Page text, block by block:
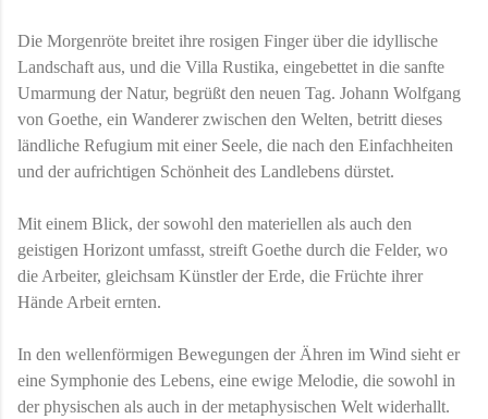
Die Morgenröte breitet ihre rosigen Finger über die idyllische
Landschaft aus, und die Villa Rustika, eingebettet in die sanfte
Umarmung der Natur, begrüßt den neuen Tag. Johann Wolfgang
von Goethe, ein Wanderer zwischen den Welten, betritt dieses
ländliche Refugium mit einer Seele, die nach den Einfachheiten
und der aufrichtigen Schönheit des Landlebens dürstet.
Mit einem Blick, der sowohl den materiellen als auch den
geistigen Horizont umfasst, streift Goethe durch die Felder, wo
die Arbeiter, gleichsam Künstler der Erde, die Früchte ihrer
Hände Arbeit ernten.
In den wellenförmigen Bewegungen der Ähren im Wind sieht er
eine Symphonie des Lebens, eine ewige Melodie, die sowohl in
der physischen als auch in der metaphysischen Welt widerhallt.